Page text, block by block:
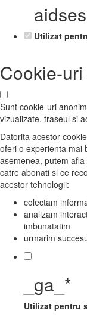
Utilizat
Cookie-
Sunt cookie-uri
vizualizate, traseul si
Datorita acestor
oferi o experienta mai
asemenea, putem
catre abonati si ce
acestor tehnologii:
colectam
analizam
imbunatatim
urmarim
_ga_*
Utilizat pentru